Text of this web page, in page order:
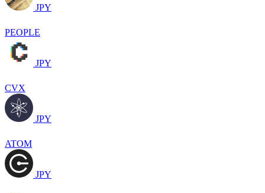
JPY
PEOPLE
JPY
CVX
JPY
ATOM
JPY